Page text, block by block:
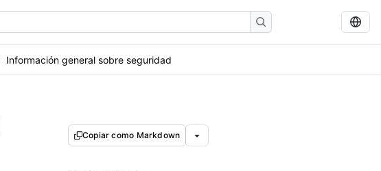
Información general sobre seguridad
Copiar como Markdown